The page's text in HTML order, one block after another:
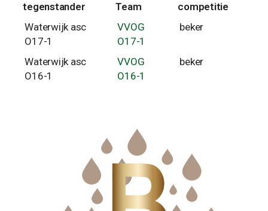
tegenstander
Team
competitie
Waterwijk asc
O17-1
VVOG
O17-1
beker
Waterwijk asc
O16-1
VVOG
O16-1
beker